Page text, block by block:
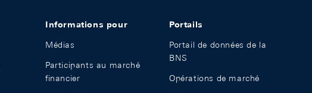
Informations pour
Médias
Participants au marché
financier
Portails
Portail de données de la
BNS
Opérations de marché